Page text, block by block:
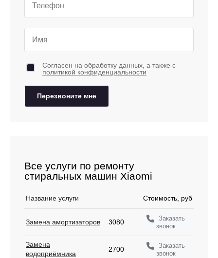
Согласен на обработку данных, а также с
политикой конфиденциальности
Перезвоните мне
Все услуги по ремонту
стиральных машин Xiaomi
Название услуги Стоимость, руб
Замена амортизаторов 3080
Заказать
звонок
Замена
водоприёмника
2700
Заказать
звонок